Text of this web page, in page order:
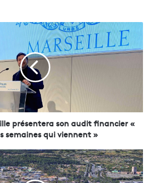
présentera son audit financier «
semaines qui viennent »